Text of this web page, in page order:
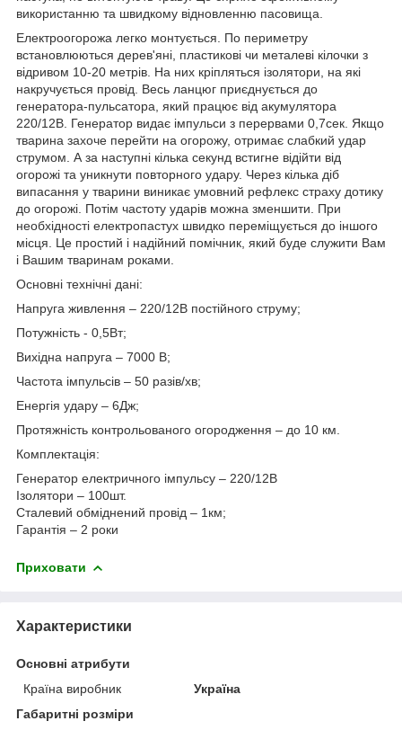
використанню та швидкому відновленню пасовища.
Електроогорожа легко монтується. По периметру
встановлюються дерев'яні, пластикові чи металеві кілочки з
відривом 10-20 метрів. На них кріпляться ізолятори, на які
накручується провід. Весь ланцюг приєднується до
генератора-пульсатора, який працює від акумулятора
220/12В. Генератор видає імпульси з перервами 0,7сек. Якщо
тварина захоче перейти на огорожу, отримає слабкий удар
струмом. А за наступні кілька секунд встигне відійти від
огорожі та уникнути повторного удару. Через кілька діб
випасання у тварини виникає умовний рефлекс страху дотику
до огорожі. Потім частоту ударів можна зменшити. При
необхідності електропастух швидко переміщується до іншого
місця. Це простий і надійний помічник, який буде служити Вам
і Вашим тваринам роками.
Основні технічні дані:
Напруга живлення – 220/12В постійного струму;
Потужність - 0,5Вт;
Вихідна напруга – 7000 В;
Частота імпульсів – 50 разів/хв;
Енергія удару – 6Дж;
Протяжність контрольованого огородження – до 10 км.
Комплектація:
Генератор електричного імпульсу – 220/12В
Ізолятори – 100шт.
Сталевий обміднений провід – 1км;
Гарантія – 2 роки
Приховати
Характеристики
Основні атрибути
Країна виробник
Україна
Габаритні розміри